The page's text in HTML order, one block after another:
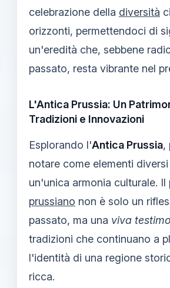
celebrazione della diversità
orizzonti, permettendoci di
un'eredità che, sebbene
passato, resta vibrante nel
L'Antica Prussia: Un
Tradizioni e Innovazioni
Esplorando l'Antica Prussia,
notare come elementi
un'unica armonia culturale. Il
prussiano non è solo un
passato, ma una viva
tradizioni che continuano a
l'identità di una regione
ricca.